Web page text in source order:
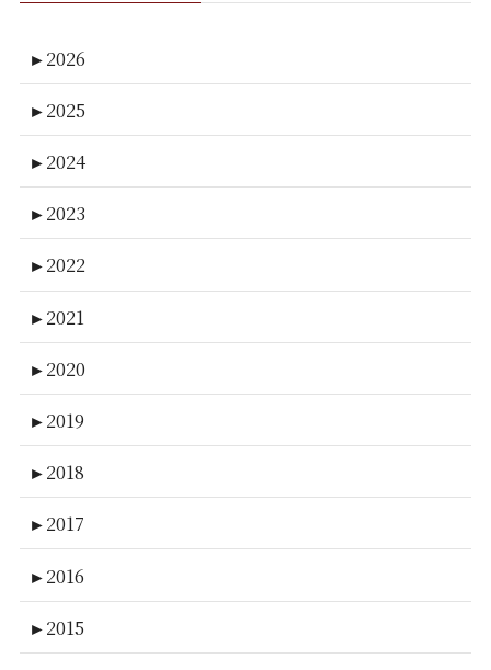
►2026
►2025
►2024
►2023
►2022
►2021
►2020
►2019
►2018
►2017
►2016
►2015